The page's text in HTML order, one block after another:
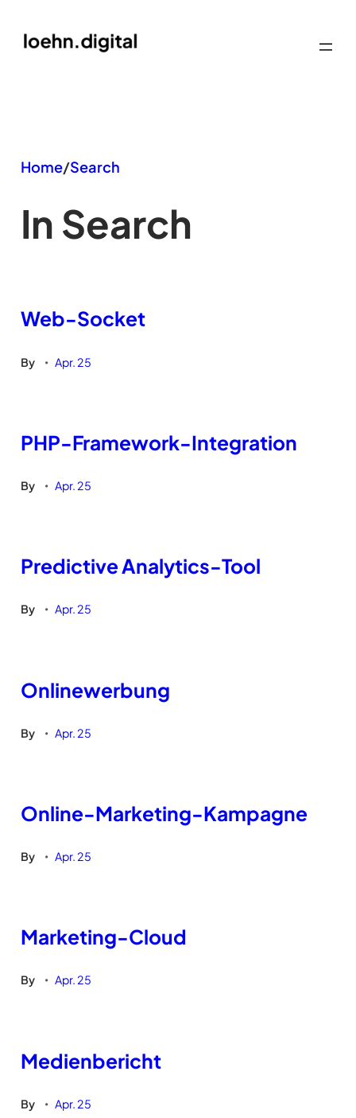
Inhalt
Home/Search
In Search
Web-Socket
By • Apr. 25
PHP-Framework-Integration
By • Apr. 25
Predictive Analytics-Tool
By • Apr. 25
Onlinewerbung
By • Apr. 25
Online-Marketing-Kampagne
By • Apr. 25
Marketing-Cloud
By • Apr. 25
Medienbericht
By • Apr. 25